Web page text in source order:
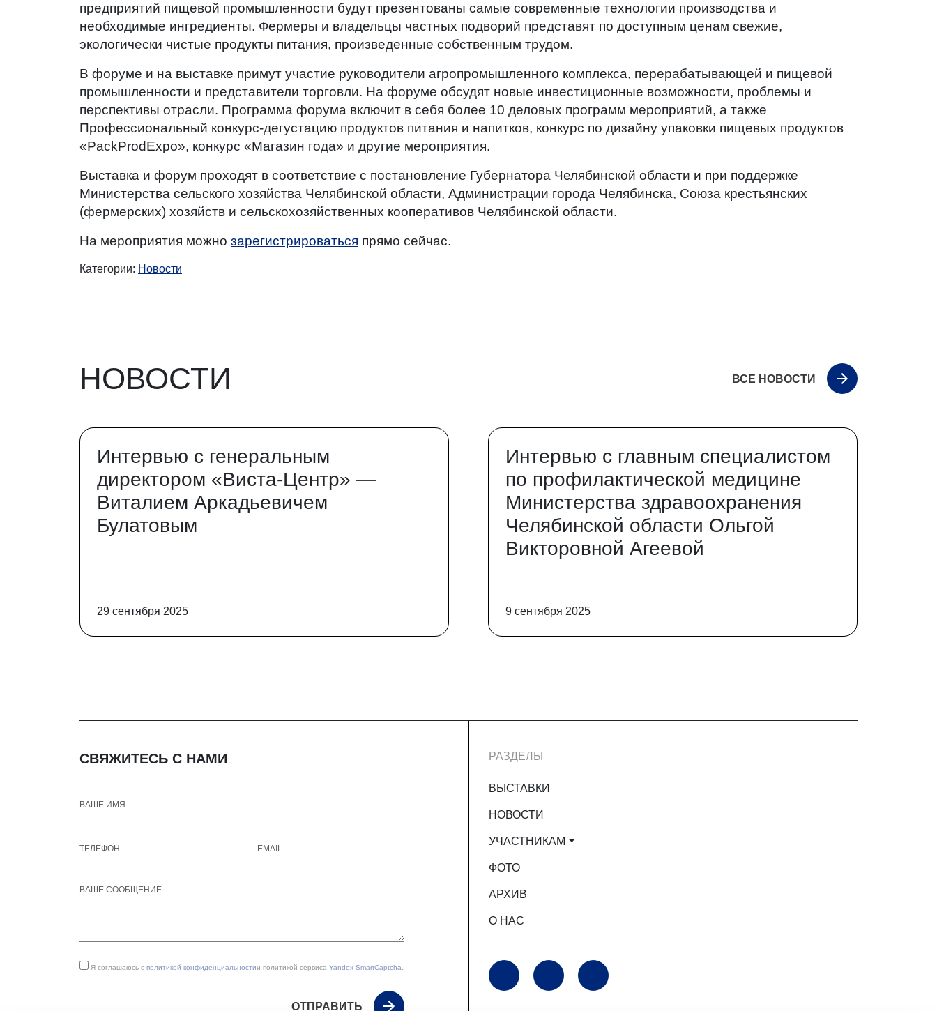
предприятий пищевой промышленности будут презентованы самые современные технологии производства и
необходимые ингредиенты. Фермеры и владельцы частных подворий представят по доступным ценам свежие,
экологически чистые продукты питания, произведенные собственным трудом.
В форуме и на выставке примут участие руководители агропромышленного комплекса, перерабатывающей и пищевой
промышленности и представители торговли. На форуме обсудят новые инвестиционные возможности, проблемы и
перспективы отрасли. Программа форума включит в себя более 10 деловых программ мероприятий, а также
Профессиональный конкурс-дегустацию продуктов питания и напитков, конкурс по дизайну упаковки пищевых продуктов
«PackProdExpo», конкурс «Магазин года» и другие мероприятия.
Выставка и форум проходят в соответствие с постановление Губернатора Челябинской области и при поддержке
Министерства сельского хозяйства Челябинской области, Администрации города Челябинска, Союза крестьянских
(фермерских) хозяйств и сельскохозяйственных кооперативов Челябинской области.
На мероприятия можно зарегистрироваться прямо сейчас.
Категории: Новости
НОВОСТИ ВСЕ НОВОСТИ
Интервью с генеральным
директором «Виста-Центр» —
Виталием Аркадьевичем
Булатовым
29 сентября 2025
Интервью с главным специалистом
по профилактической медицине
Министерства здравоохранения
Челябинской области Ольгой
Викторовной Агеевой
9 сентября 2025
СВЯЖИТЕСЬ С НАМИ
Я соглашаюсь с политикой конфиденциальностии политикой сервиса Yandex SmartCaptcha
ОТПРАВИТЬ
РАЗДЕЛЫ
ВЫСТАВКИ
НОВОСТИ
УЧАСТНИКАМ
ФОТО
АРХИВ
О НАС